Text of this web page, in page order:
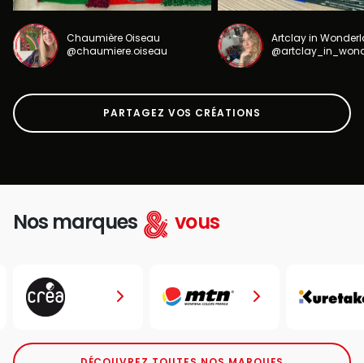
Chaumière Oiseau
@chaumiere.oiseau
Artclay in
PARTAGEZ VOS CRÉATIONS
Nos marques vous